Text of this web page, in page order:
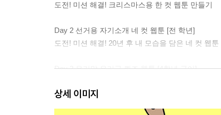
도전! 미션 해결! 크리스마스용 한 컷 웹툰 만들기
Day 2 선거용 자기소개 네 컷 웹툰 [전 학년]
도전! 미션 해결! 20년 후 내 모습을 담은 네 컷 웹
Day 3 우리말 우리글 퀴즈 웹툰 [4학년 국어]
Day 4 한눈에 들어오는 그림 그래프 [3학년 수학]
상세 이미지